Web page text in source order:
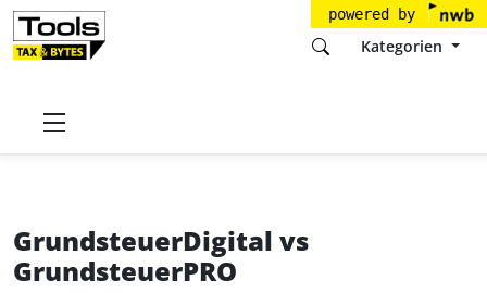
powered by
Kategorien
Startseite
GrundsteuerDigital vs
GrundsteuerPRO